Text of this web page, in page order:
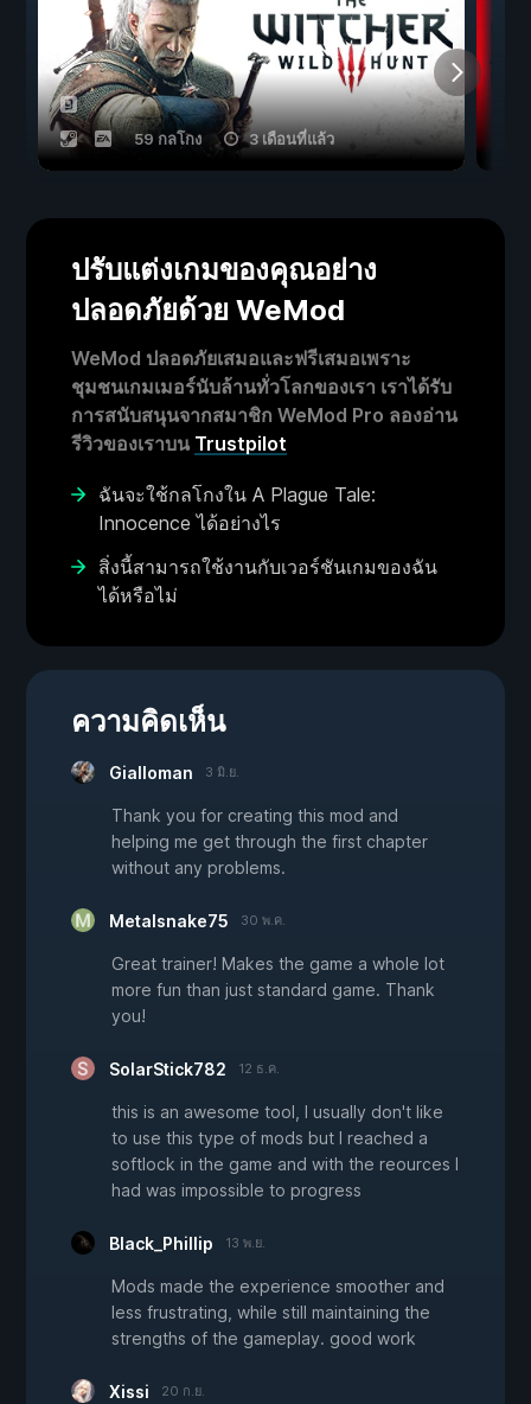
59 กลโกง 3 เดือนที่แล้ว
ปรับแต่งเกมของคุณอย่าง
ปลอดภัยด้วย WeMod
WeMod ปลอดภัยเสมอและฟรีเสมอเพราะ
ชุมชนเกมเมอร์นับล้านทั่วโลกของเรา เราได้รับ
การสนับสนุนจากสมาชิก WeMod Pro ลองอ่าน
รีวิวของเราบน Trustpilot
ฉันจะใช้กลโกงใน A Plague Tale:
Innocence ได้อย่างไร
สิ่งนี้สามารถใช้งานกับเวอร์ชันเกมของฉัน
ได้หรือไม่
ความคิดเห็น
Gialloman 3 มิ.ย.
Thank you for creating this mod and
helping me get through the first chapter
without any problems.
Metalsnake75 30 พ.ค.
Great trainer! Makes the game a whole lot
more fun than just standard game. Thank
you!
SolarStick782 12 ธ.ค.
this is an awesome tool, I usually don't like
to use this type of mods but I reached a
softlock in the game and with the reources I
had was impossible to progress
Black_Phillip 13 พ.ย.
Mods made the experience smoother and
less frustrating, while still maintaining the
strengths of the gameplay. good work
Xissi 20 ก.ย.